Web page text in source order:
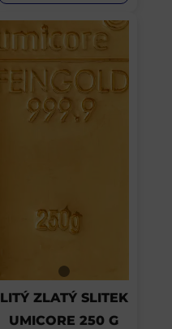
LITÝ ZLATÝ SLITEK
UMICORE 250 G